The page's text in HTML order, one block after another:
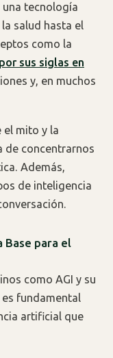
tecnología
salud hasta el
como la
sus siglas en
y, en muchos
el mito y la
de concentrarnos
Además,
de inteligencia
Base para el
como AGI y su
fundamental
artificial que